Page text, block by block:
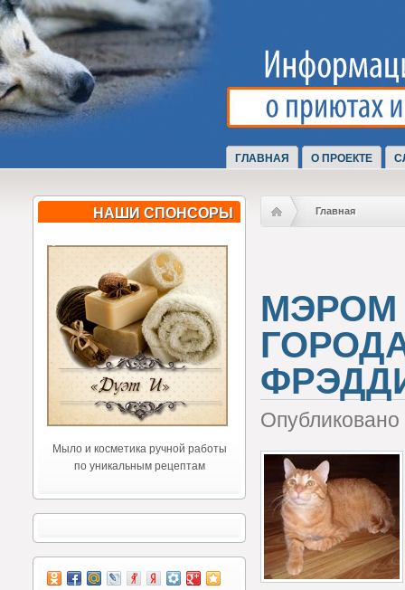
ГЛАВНАЯ О ПРОЕКТЕ
НАШИ СПОНСОРЫ
Мыло и косметика ручной работы
по уникальным рецептам
Главная
МЭРОМ